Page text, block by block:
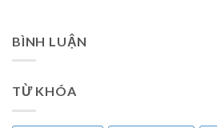
BÌNH LUẬN
TỪ KHÓA